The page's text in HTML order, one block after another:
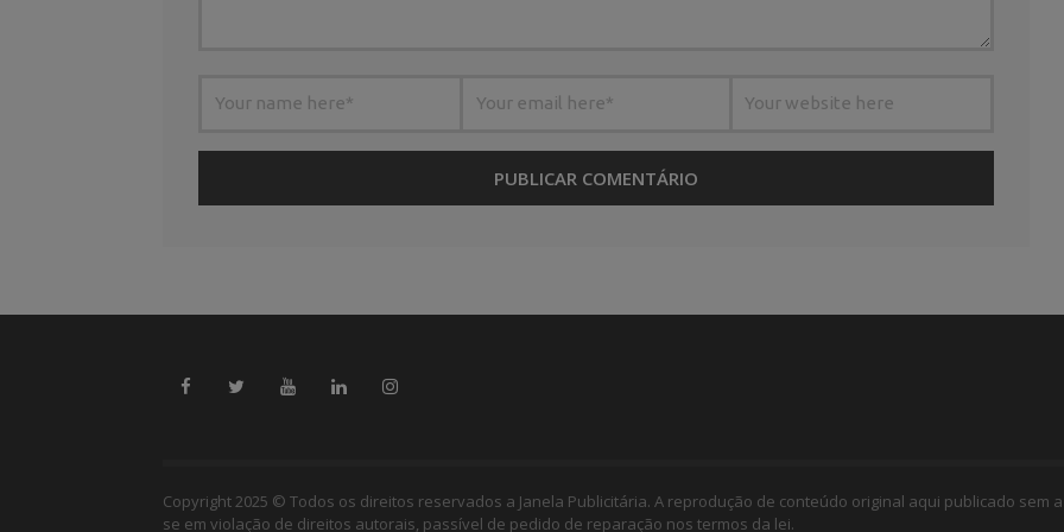
Copyright 2025 © Todos os direitos reservados a Janela Publicitária. A reprodução de conteúdo original aqui publicado
se em violação de direitos autorais, passível de pedido de reparação nos termos da lei.